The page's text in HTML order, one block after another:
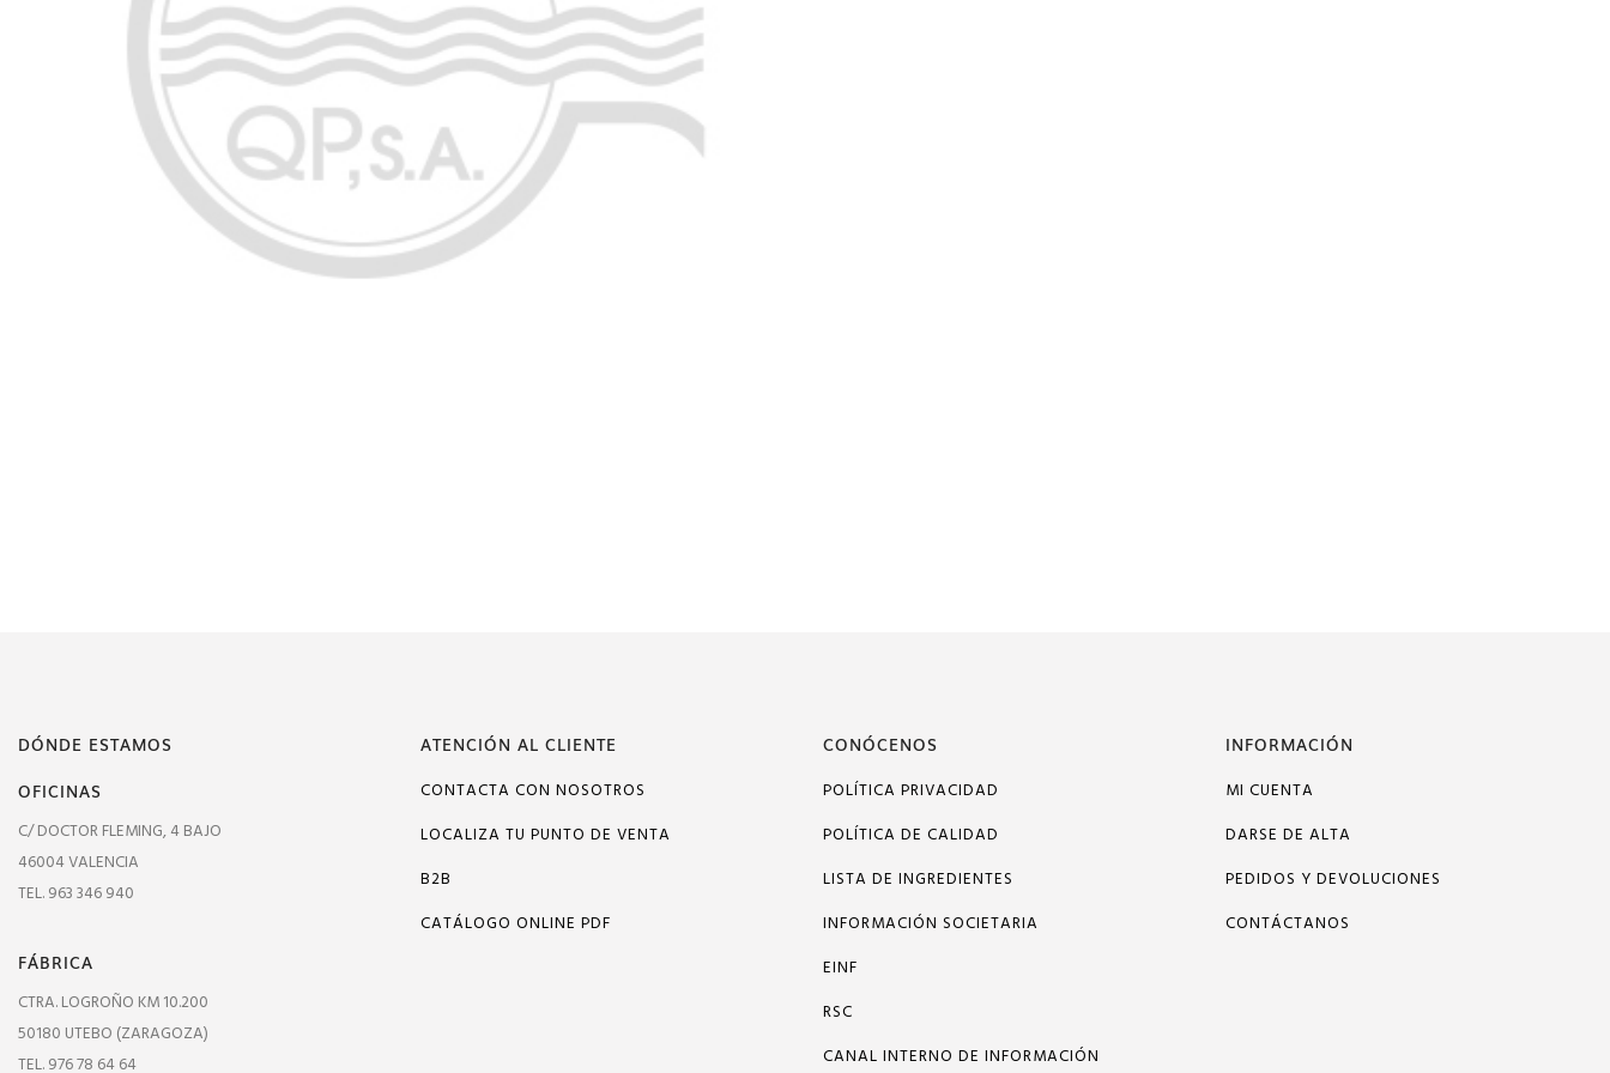
DÓNDE ESTAMOS
OFICINAS
C/ DOCTOR FLEMING, 4 BAJO
46004 VALENCIA
TEL. 963 346 940
FÁBRICA
CTRA. LOGROÑO KM 10.200
50180 UTEBO (ZARAGOZA)
TEL. 976 78 64 64
ATENCIÓN AL CLIENTE
CONTACTA CON NOSOTROS
LOCALIZA TU PUNTO DE VENTA
B2B
CATÁLOGO ONLINE PDF
CONÓCENOS
POLÍTICA PRIVACIDAD
POLÍTICA DE CALIDAD
LISTA DE INGREDIENTES
INFORMACIÓN SOCIETARIA
EINF
RSC
CANAL INTERNO DE INFORMACIÓN
INFORMACIÓN
MI CUENTA
DARSE DE ALTA
PEDIDOS Y DEVOLUCIONES
CONTÁCTANOS